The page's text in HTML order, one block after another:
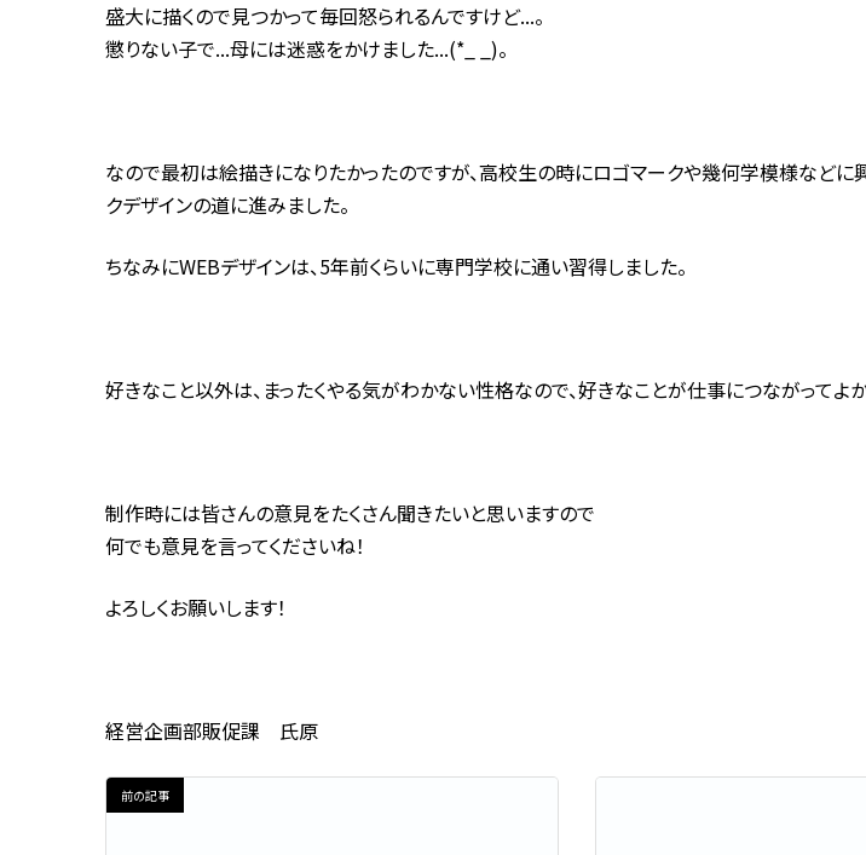
盛大に描くので見つかって毎回怒られるんですけど...。
懲りない子で...母には迷惑をかけました...(*_ _)。
なので最初は絵描きになりたかったのですが、高校生の時にロゴマークや幾何学模様などに興
クデザインの道に進みました。
ちなみにWEBデザインは、5年前くらいに専門学校に通い習得しました。
好きなこと以外は、まったくやる気がわかない性格なので、好きなことが仕事につながってよか
制作時には皆さんの意見をたくさん聞きたいと思いますので
何でも意見を言ってくださいね！
よろしくお願いします！
経営企画部販促課 氏原
前の記事